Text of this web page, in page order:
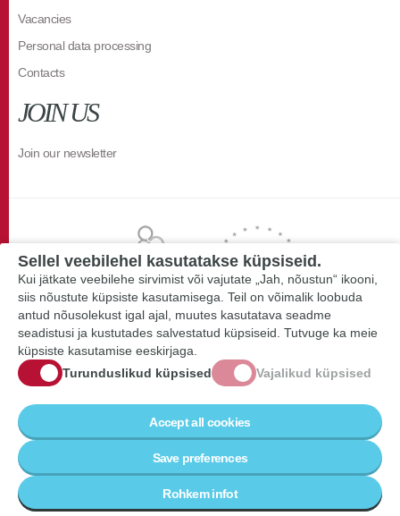
Vacancies
Personal data processing
Contacts
JOIN US
Join our newsletter
Sellel veebilehel kasutatakse küpsiseid.
Kui jätkate veebilehe sirvimist või vajutate „Jah, nõustun“ ikooni,
siis nõustute küpsiste kasutamisega. Teil on võimalik loobuda
antud nõusolekust igal ajal, muutes kasutatava seadme
seadistusi ja kustutades salvestatud küpsiseid. Tutvuge ka meie
küpsiste kasutamise eeskirjaga.
Turunduslikud küpsised
Vajalikud küpsised
Accept all cookies
Save preferences
Rohkem infot